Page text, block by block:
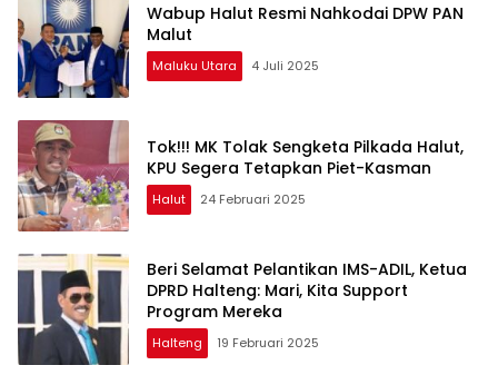
Wabup Halut Resmi Nahkodai DPW PAN
Malut
Maluku Utara 4 Juli 2025
Tok!!! MK Tolak Sengketa Pilkada Halut,
KPU Segera Tetapkan Piet-Kasman
Halut 24 Februari 2025
Beri Selamat Pelantikan IMS-ADIL, Ketua
DPRD Halteng: Mari, Kita Support
Program Mereka
Halteng 19 Februari 2025